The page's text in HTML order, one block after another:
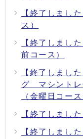
【終了しまし
ス）
【終了しまし
前コース）
【終了しまし
グ マシントレ
（金曜日コース
【終了しまし
【終了しまし